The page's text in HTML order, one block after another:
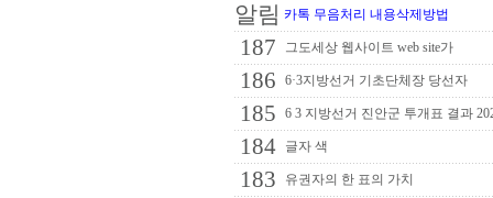
알림 카톡 무음처리 내용삭제방법
187 그도세상 웹사이트 web site가
186 6·3지방선거 기초단체장 당선자
185 6 3 지방선거 진안군 투개표 결과
184 글자 색
183 유권자의 한 표의 가치